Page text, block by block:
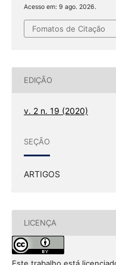
Acesso em: 9 ago. 2026.
Fomatos de Citação
EDIÇÃO
v. 2 n. 19 (2020)
SEÇÃO
ARTIGOS
LICENÇA
Este trabalho está